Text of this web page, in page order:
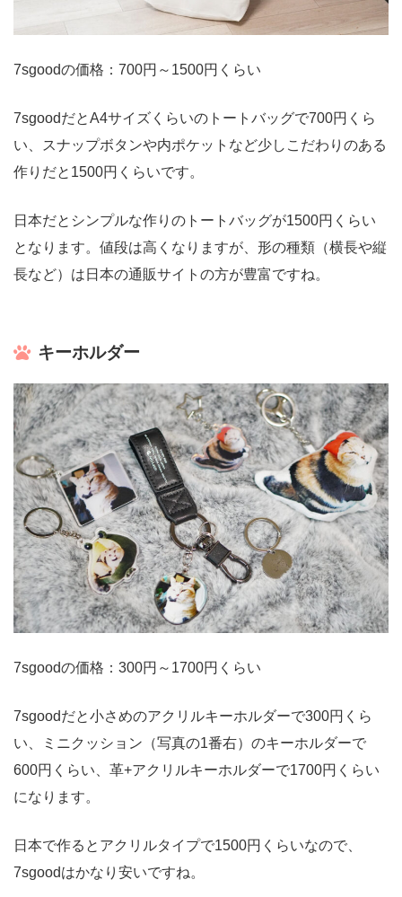
7sgoodの価格：700円～1500円くらい
7sgoodだとA4サイズくらいのトートバッグで700円くら
い、スナップボタンや内ポケットなど少しこだわりのある
作りだと1500円くらいです。
日本だとシンプルな作りのトートバッグが1500円くらい
となります。値段は高くなりますが、形の種類（横長や縦
長など）は日本の通販サイトの方が豊富ですね。
キーホルダー
7sgoodの価格：300円～1700円くらい
7sgoodだと小さめのアクリルキーホルダーで300円くら
い、ミニクッション（写真の1番右）のキーホルダーで
600円くらい、革+アクリルキーホルダーで1700円くらい
になります。
日本で作るとアクリルタイプで1500円くらいなので、
7sgoodはかなり安いですね。